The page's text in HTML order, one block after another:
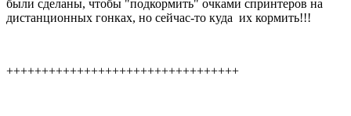
были сделаны, чтобы "подкормить" очками спринтеров на
дистанционных гонках, но сейчас-то куда их кормить!!!
+++++++++++++++++++++++++++++++++